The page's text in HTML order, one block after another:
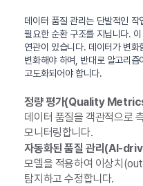
데이터 품질 관리는 단발적인 작
필요한 순환 구조를 지닙니다.
연관이 있습니다. 데이터가 변
변화해야 하며, 반대로 알고리
고도화되어야 합니다.
정량 평가(Quality
데이터 품질을 객관적으로
모니터링합니다.
자동화된 품질 관리(AI-
모델을 적용하여 이상치
탐지하고 수정합니다.